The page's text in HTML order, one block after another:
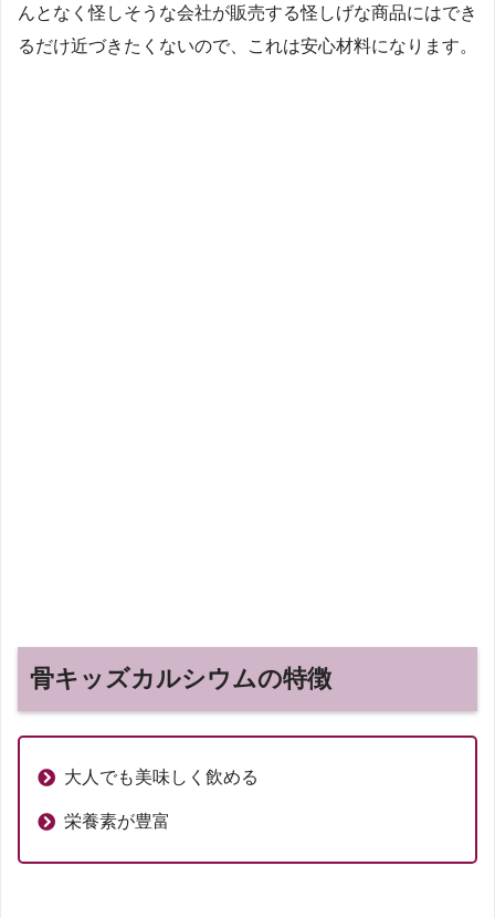
んとなく怪しそうな会社が販売する怪しげな商品にはでき
るだけ近づきたくないので、これは安心材料になります。
骨キッズカルシウムの特徴
大人でも美味しく飲める
栄養素が豊富